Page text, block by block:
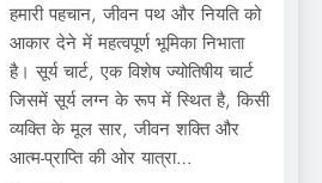
हमारी पहचान, जीवन पथ और नियति को
आकार देने में महत्वपूर्ण भूमिका निभाता
है। सूर्य चार्ट, एक विशेष ज्योतिषीय चार्ट
जिसमें सूर्य लग्न के रूप में स्थित है, किसी
व्यक्ति के मूल सार, जीवन शक्ति और
आत्म-प्राप्ति की ओर यात्रा…